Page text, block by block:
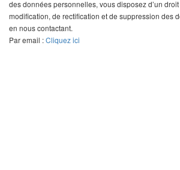
des données personnelles, vous disposez d’un droit
modification, de rectification et de suppression des
en nous contactant.
Par email :Cliquez ici